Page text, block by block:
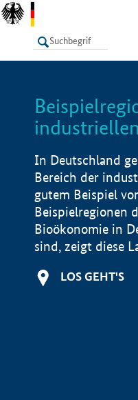
LISTE
In Deutschland
Bereich der
gutem Beispiel
Beispielregionen
Bioökonomie in
sind, zeigt diese
LOS GEHT'S